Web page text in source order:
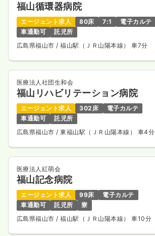
福山循環器病院
エージェント求人 80床 7:1
電子カルテ
車通勤可
託児所
広島県福山市 / 福山駅（ＪＲ山陽本線） 車7分
医療法人社団生和会
福山リハビリテーション病院
エージェント求人 302床
電子カルテ
車通勤可
託児所
広島県福山市 / 東福山駅（ＪＲ山陽本線） 車4分
医療法人紅萌会
福山記念病院
エージェント求人 99床
電子カルテ
車通勤可
託児所
寮
広島県福山市 / 福山駅（ＪＲ山陽本線） 車10分